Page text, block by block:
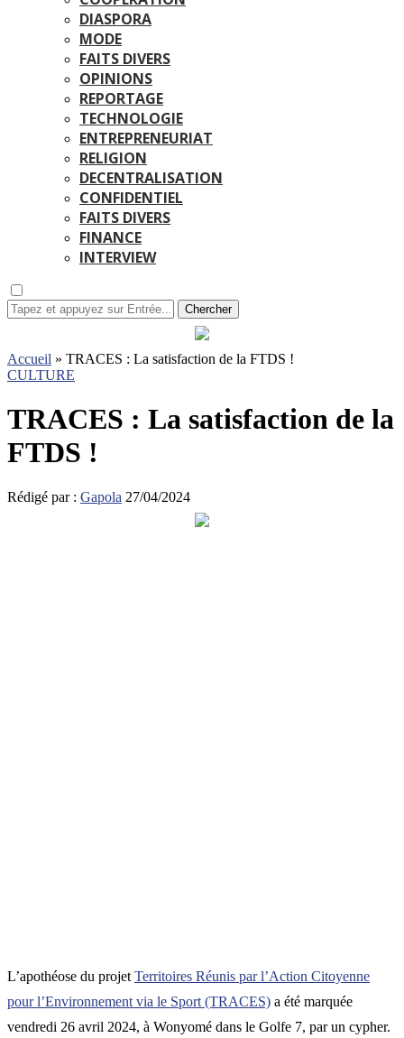
DIASPORA
MODE
FAITS DIVERS
OPINIONS
REPORTAGE
TECHNOLOGIE
ENTREPRENEURIAT
RELIGION
DECENTRALISATION
CONFIDENTIEL
FAITS DIVERS
FINANCE
INTERVIEW
Chercher
Accueil » TRACES : La satisfaction de la FTDS !
CULTURE
TRACES : La satisfaction de la
FTDS !
Rédigé par : Gapola 27/04/2024
L’apothéose du projet Territoires Réunis par l’Action Citoyenne
pour l’Environnement via le Sport (TRACES) a été marquée
vendredi 26 avril 2024, à Wonyomé dans le Golfe 7, par un cypher.